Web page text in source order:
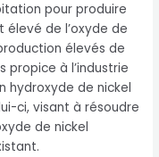
pour produire
élevé de l’oxyde de
élevés de
propice à l’industrie
hydroxyde de nickel
ci, visant à résoudre
de nickel